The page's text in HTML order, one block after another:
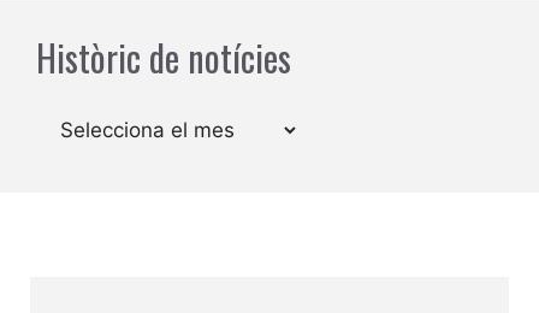
Històric de notícies
Arxius